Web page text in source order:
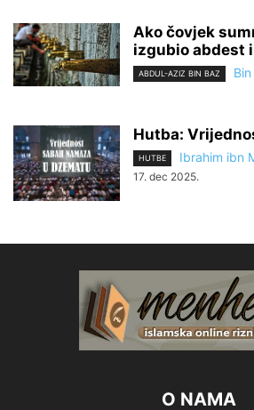
Ako čovjek
izgubio abdest
ABDUL-AZIZ BIN BAZ
Hutba:
HUTBE Ibrahim ibn
17. dec 2025.
O NAMA